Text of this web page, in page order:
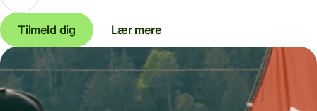
Tilmeld dig Lær mere